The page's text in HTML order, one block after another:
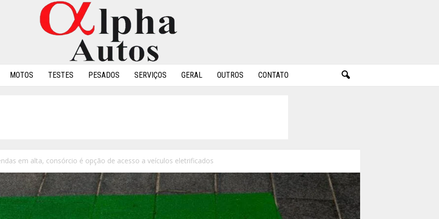
MOTOS TESTES PESADOS SERVIÇOS GERAL OUTROS CONTATO
em alta, consórcio é opção de acesso a veículos eletrificados